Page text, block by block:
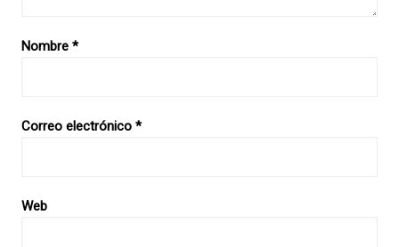
Nombre *
Correo electrónico *
Web